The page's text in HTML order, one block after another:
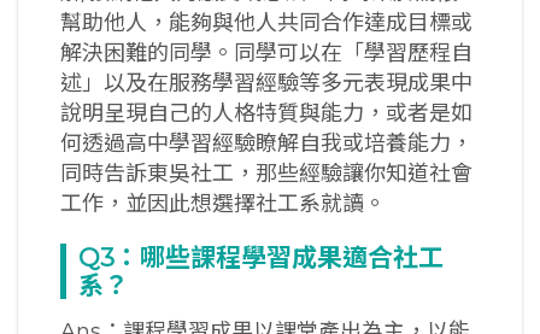
幫助他人，能夠與他人共同合作達成目標或
解決困難的同學。同學可以在「學習歷程自
述」以及在服務學習經驗等多元表現成果中
說明呈現自己的人格特質與能力，或者是如
何透過高中學習經驗瞭解自我或培養能力，
同時告訴東吳社工，那些經驗讓你知道社會
工作，並因此想選擇社工系就讀。
Q3 ：哪些課程學習成果適合社工
系？